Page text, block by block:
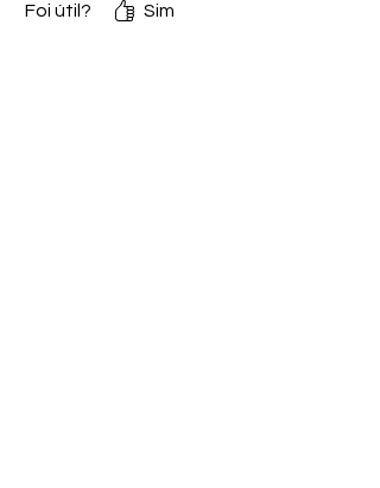
Foi útil? Sim